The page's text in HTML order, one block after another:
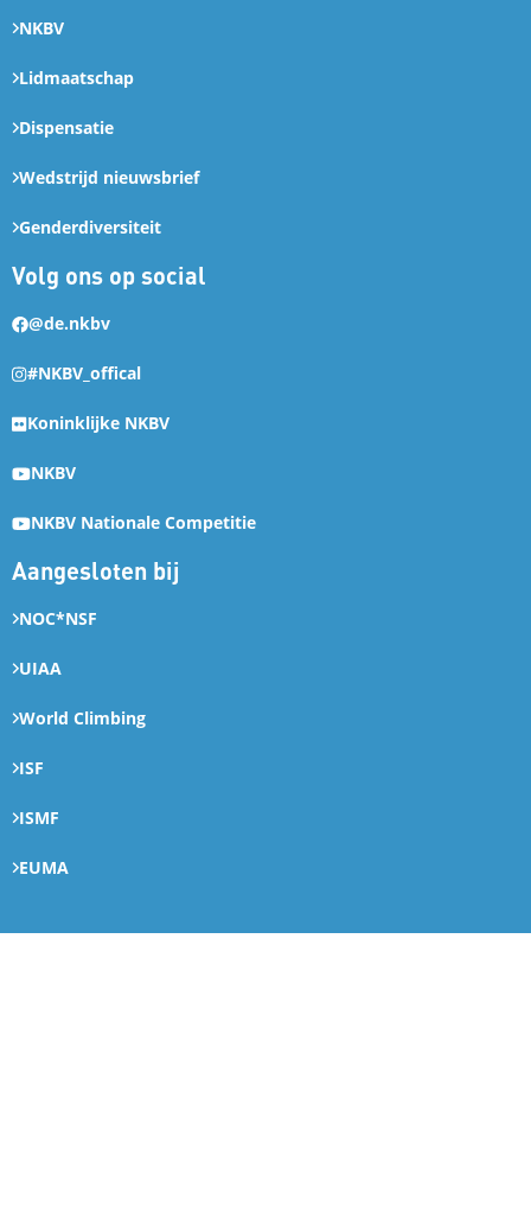
NKBV
Lidmaatschap
Dispensatie
Wedstrijd nieuwsbrief
Genderdiversiteit
Volg ons op social
@de.nkbv
#NKBV_offical
Koninklijke NKBV
NKBV
NKBV Nationale Competitie
Aangesloten bij
NOC*NSF
UIAA
World Climbing
ISF
ISMF
EUMA